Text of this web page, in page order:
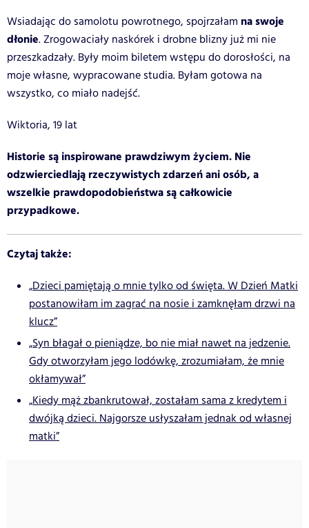
Wsiadając do samolotu powrotnego, spojrzałam na swoje
dłonie. Zrogowaciały naskórek i drobne blizny już mi nie
przeszkadzały. Były moim biletem wstępu do dorosłości, na
moje własne, wypracowane studia. Byłam gotowa na
wszystko, co miało nadejść.
Wiktoria, 19 lat
Historie są inspirowane prawdziwym życiem. Nie
odzwierciedlają rzeczywistych zdarzeń ani osób, a
wszelkie prawdopodobieństwa są całkowicie
przypadkowe.
Czytaj także:
„Dzieci pamiętają o mnie tylko od święta. W Dzień Matki
postanowiłam im zagrać na nosie i zamknęłam drzwi na
klucz”
„Syn błagał o pieniądze, bo nie miał nawet na jedzenie.
Gdy otworzyłam jego lodówkę, zrozumiałam, że mnie
okłamywał”
„Kiedy mąż zbankrutował, zostałam sama z kredytem i
dwójką dzieci. Najgorsze usłyszałam jednak od własnej
matki”